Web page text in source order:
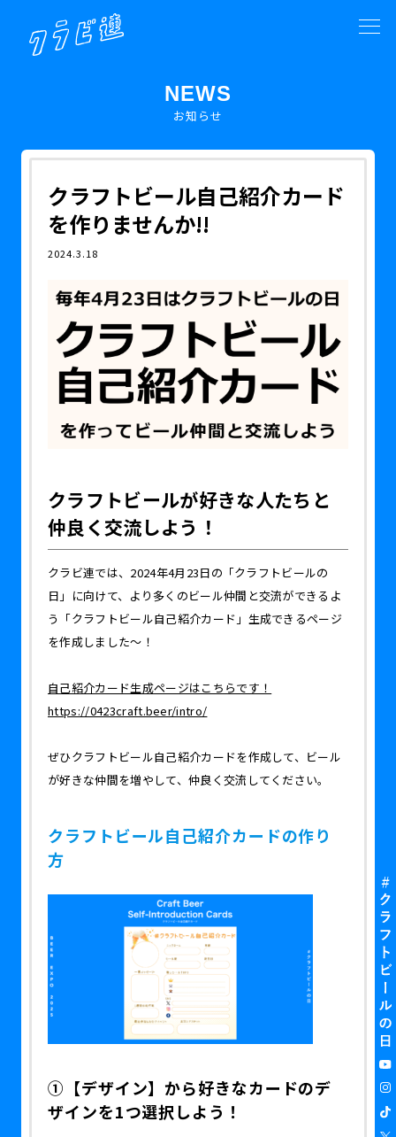
NEWS
お知らせ
クラフトビール自己紹介カード
を作りませんか!!
2024.3.18
クラフトビールが好きな人たちと
仲良く交流しよう！
クラビ連では、2024年4月23日の「クラフトビールの
日」に向けて、より多くのビール仲間と交流ができるよ
う「クラフトビール自己紹介カード」生成できるページ
を作成しました〜！
自己紹介カード生成ページはこちらです！
https://0423craft.beer/intro/
ぜひクラフトビール自己紹介カードを作成して、ビール
が好きな仲間を増やして、仲良く交流してください。
クラフトビール自己紹介カードの作り
方
①【デザイン】から好きなカードのデ
ザインを1つ選択しよう！